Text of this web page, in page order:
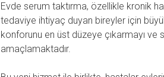
Evde serum taktırma, özellikle kronik
tedaviye ihtiyaç duyan bireyler için
konforunu en üst düzeye çıkarmayı ve
amaçlamaktadır.